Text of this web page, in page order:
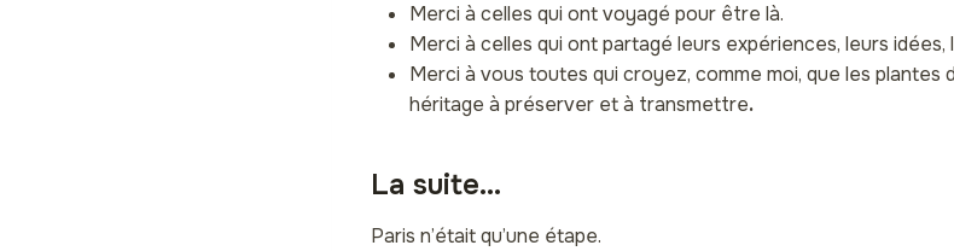
Merci à celles qui ont voyagé pour être là.
Merci à celles qui ont partagé leurs expériences, leurs idées,
Merci à vous toutes qui croyez, comme moi, que les plantes
héritage à préserver et à transmettre.
La suite…
Paris n’était qu’une étape.